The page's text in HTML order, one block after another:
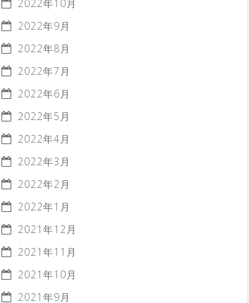
2022年10月
2022年9月
2022年8月
2022年7月
2022年6月
2022年5月
2022年4月
2022年3月
2022年2月
2022年1月
2021年12月
2021年11月
2021年10月
2021年9月